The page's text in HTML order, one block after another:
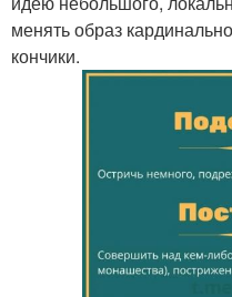
менять образ
кончики.